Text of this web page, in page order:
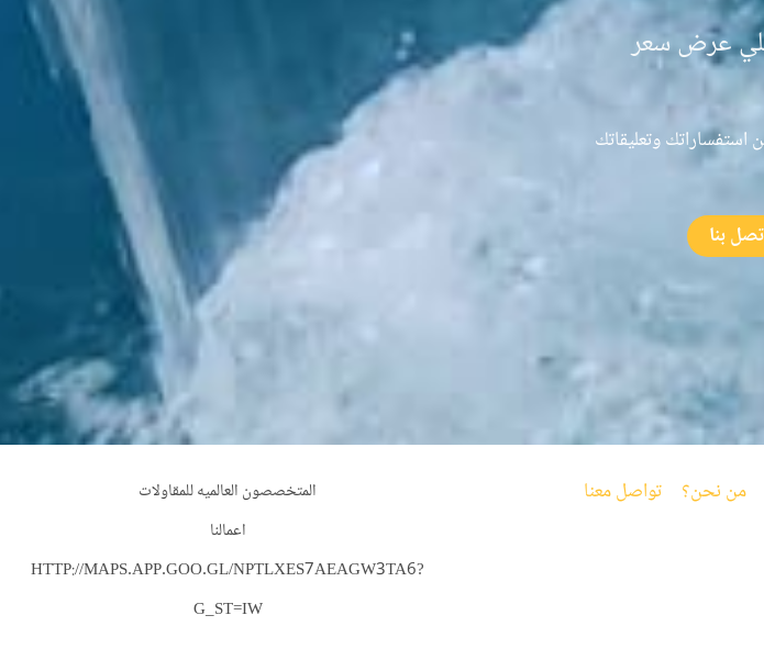
عرض سعر
استفساراتك وتعليقاتك
بنا
من نحن؟ تواصل معنا
المتخصصون العالميه للمقاولات
اعمالنا
HTTP://MAPS.APP.GOO.GL/NPTLXES7AEAGW3TA6?
G_ST=IW